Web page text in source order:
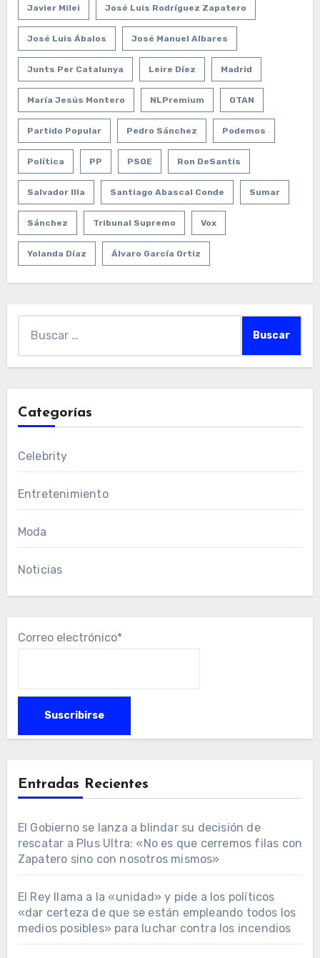
Javier Milei José Luis Rodríguez Zapatero
José Luis Ábalos José Manuel Albares
Junts Per Catalunya Leire Díez Madrid
María Jesús Montero NLPremium OTAN
Partido Popular Pedro Sánchez Podemos
Política PP PSOE Ron DeSantis
Salvador Illa Santiago Abascal Conde Sumar
Sánchez Tribunal Supremo Vox
Yolanda Díaz Álvaro García Ortiz
Categorías
Celebrity
Entretenimiento
Moda
Noticias
Correo electrónico*
Entradas Recientes
El Gobierno se lanza a blindar su decisión de
rescatar a Plus Ultra: «No es que cerremos filas con
Zapatero sino con nosotros mismos»
El Rey llama a la «unidad» y pide a los políticos
«dar certeza de que se están empleando todos los
medios posibles» para luchar contra los incendios